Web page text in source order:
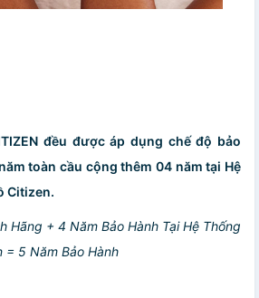
đều được áp dụng chế độ bảo
toàn cầu cộng thêm 04 năm tại Hệ
Citizen.
Hãng + 4 Năm Bảo Hành Tại Hệ Thống
= 5 Năm Bảo Hành